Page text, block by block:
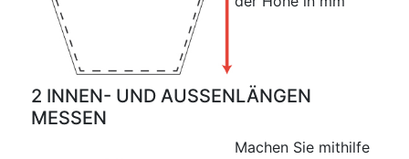
2 INNEN- UND AUSSENLÄNGEN
MESSEN
Machen Sie mithilfe